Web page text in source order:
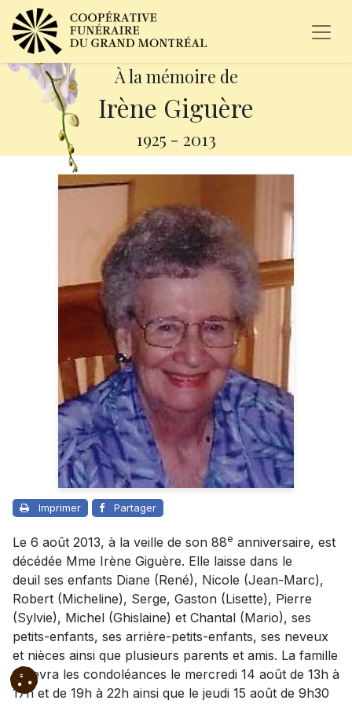
À la mémoire de
Irène Giguère
1925 - 2013
Imprimer Partager
Le 6 août 2013, à la veille de son 88e anniversaire, est
décédée Mme Irène Giguère. Elle laisse dans le
deuil ses enfants Diane (René), Nicole (Jean-Marc),
Robert (Micheline), Serge, Gaston (Lisette), Pierre
(Sylvie), Michel (Ghislaine) et Chantal (Mario), ses
petits-enfants, ses arrière-petits-enfants, ses neveux
et nièces ainsi que plusieurs parents et amis. La famille
recevra les condoléances le mercredi 14 août de 13h à
17h et de 19h à 22h ainsi que le jeudi 15 août de 9h30